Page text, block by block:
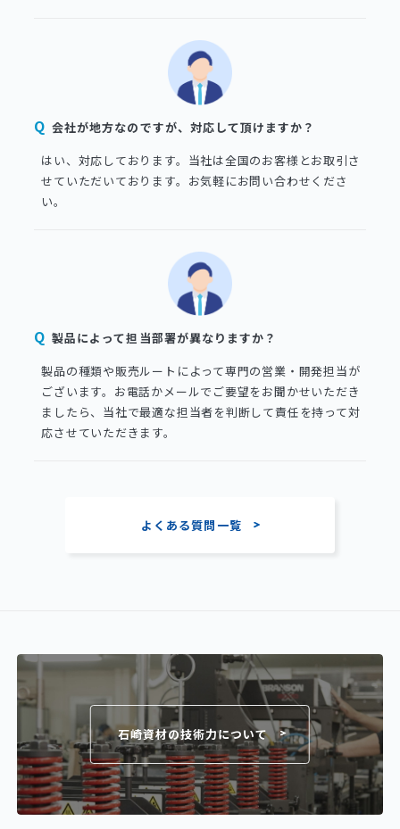
会社が地方なのですが、対応して頂けますか？
はい、対応しております。当社は全国のお客様とお取引さ
せていただいております。お気軽にお問い合わせくださ
い。
製品によって担当部署が異なりますか？
製品の種類や販売ルートによって専門の営業・開発担当が
ございます。お電話かメールでご要望をお聞かせいただき
ましたら、当社で最適な担当者を判断して責任を持って対
応させていただきます。
よくある質問一覧
石崎資材の技術力について